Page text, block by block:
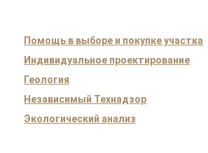
Помощь в выборе и покупке участка
Индивидуальное проектирование
Геология
Независимый Технадзор
Экологический анализ